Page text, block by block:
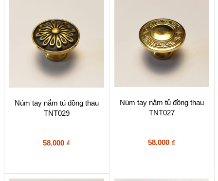
Núm tay nắm tủ đồng thau
TNT029
58.000 ₫
Núm tay nắm tủ đồng thau
TNT027
58.000 ₫